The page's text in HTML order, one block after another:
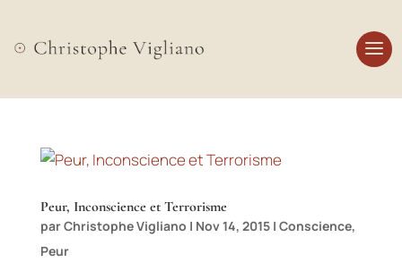
Peur, Inconscience et Terrorisme
parChristophe Vigliano | Nov 14, 2015| Conscience,
Peur